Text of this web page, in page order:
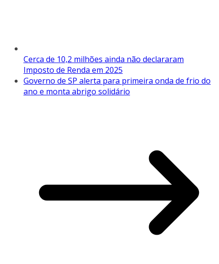
Cerca de 10,2 milhões ainda não declararam
Imposto de Renda em 2025
Governo de SP alerta para primeira onda de frio do
ano e monta abrigo solidário